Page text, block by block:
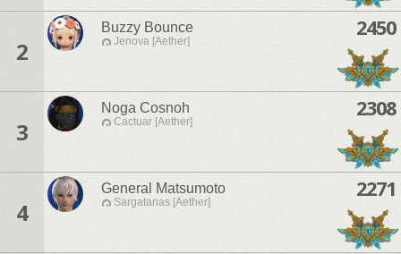
2
Buzzy Bounce
Jenova [Aether]
2450
3
Noga Cosnoh
Cactuar [Aether]
2308
4
General Matsumoto
Sargatanas [Aether]
2271